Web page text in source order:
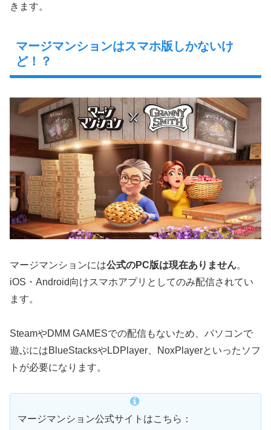
きます。
マージマンションはスマホ版しかないけ
ど！？
マージマンションには公式のPC版は現在ありません。
iOS・Android向けスマホアプリとしてのみ配信されてい
ます。
SteamやDMM GAMESでの配信もないため、パソコンで
遊ぶにはBlueStacksやLDPlayer、NoxPlayerといったソフ
トが必要になります。
マージマンション公式サイトはこちら：